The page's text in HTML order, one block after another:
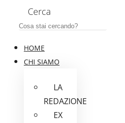
Cerca
HOME
CHI SIAMO
LA
REDAZIONE
EX